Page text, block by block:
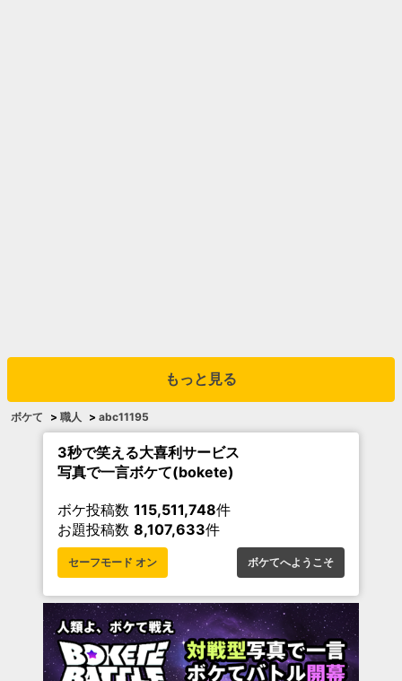
もっと見る
ボケて > 職人 > abc11195
3秒で笑える大喜利サービス
写真で一言ボケて(bokete)
ボケ投稿数 115,511,748件
お題投稿数 8,107,633件
セーフモード オン ボケてへようこそ